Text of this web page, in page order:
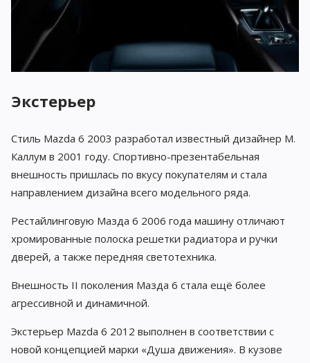
Экстерьер
Стиль Mazda 6 2003 разработал известный дизайнер М.
Каллум в 2001 году. Спортивно-презентабельная
внешность пришлась по вкусу покупателям и стала
направлением дизайна всего модельного ряда.
Рестайлинговую Мазда 6 2006 года машину отличают
хромированные полоска решетки радиатора и ручки
дверей, а также передняя светотехника.
Внешность II поколения Мазда 6 стала ещё более
агрессивной и динамичной.
Экстерьер Mazda 6 2012 выполнен в соответствии с
новой концепцией марки «Душа движения». В кузове